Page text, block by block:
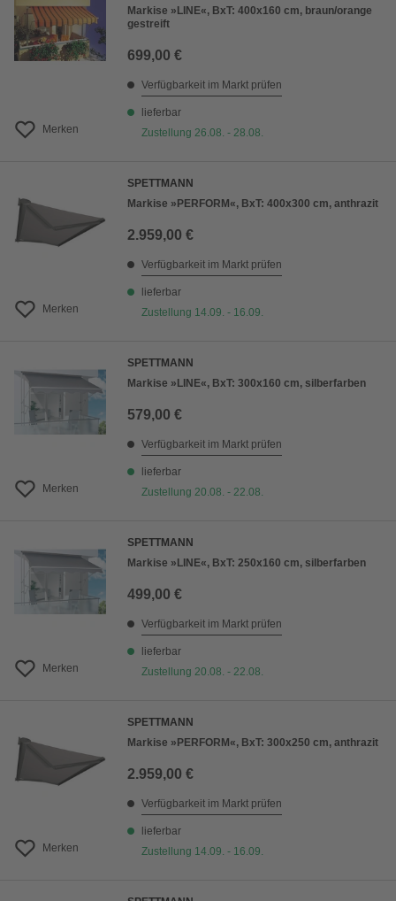
Merken
Markise »LINE«, BxT: 400x160 cm, braun/orange
gestreift
699,00 €
Verfügbarkeit im Markt prüfen
lieferbar
Zustellung 26.08. - 28.08.
Merken
SPETTMANN
Markise »PERFORM«, BxT: 400x300 cm, anthrazit
2.959,00 €
Verfügbarkeit im Markt prüfen
lieferbar
Zustellung 14.09. - 16.09.
Merken
SPETTMANN
Markise »LINE«, BxT: 300x160 cm, silberfarben
579,00 €
Verfügbarkeit im Markt prüfen
lieferbar
Zustellung 20.08. - 22.08.
Merken
SPETTMANN
Markise »LINE«, BxT: 250x160 cm, silberfarben
499,00 €
Verfügbarkeit im Markt prüfen
lieferbar
Zustellung 20.08. - 22.08.
Merken
SPETTMANN
Markise »PERFORM«, BxT: 300x250 cm, anthrazit
2.959,00 €
Verfügbarkeit im Markt prüfen
lieferbar
Zustellung 14.09. - 16.09.